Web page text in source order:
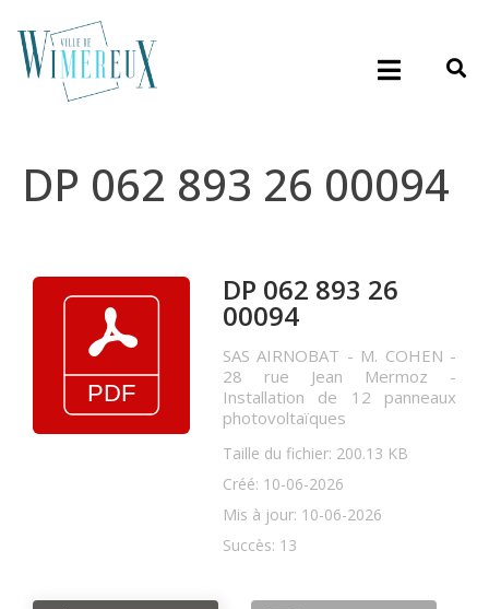
DP 062 893 26 00094
DP 062 893 26
00094
SAS AIRNOBAT - M. COHEN -
28 rue Jean Mermoz -
Installation de 12 panneaux
photovoltaïques
Taille du fichier: 200.13 KB
Créé: 10-06-2026
Mis à jour: 10-06-2026
Succès: 13